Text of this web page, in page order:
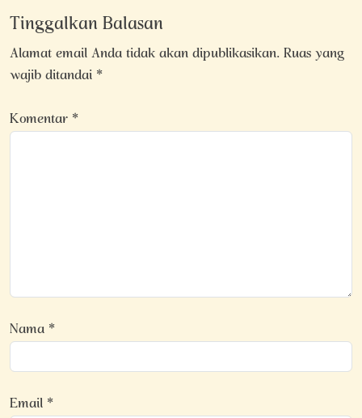
Tinggalkan Balasan
Alamat email Anda tidak akan dipublikasikan.Ruas yang
wajib ditandai*
Komentar*
Nama*
Email*